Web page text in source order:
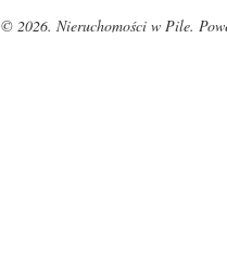
© 2026. Nieruchomości w Pile.